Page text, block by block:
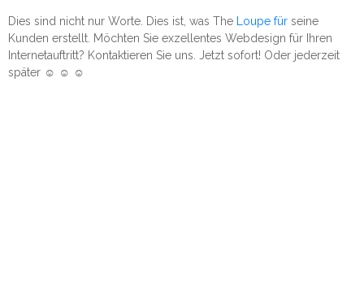
Dies sind nicht nur Worte. Dies ist, was The Loupe für seine
Kunden erstellt. Möchten Sie exzellentes Webdesign für Ihren
Internetauftritt? Kontaktieren Sie uns. Jetzt sofort! Oder jederzeit
später ☺ ☺ ☺